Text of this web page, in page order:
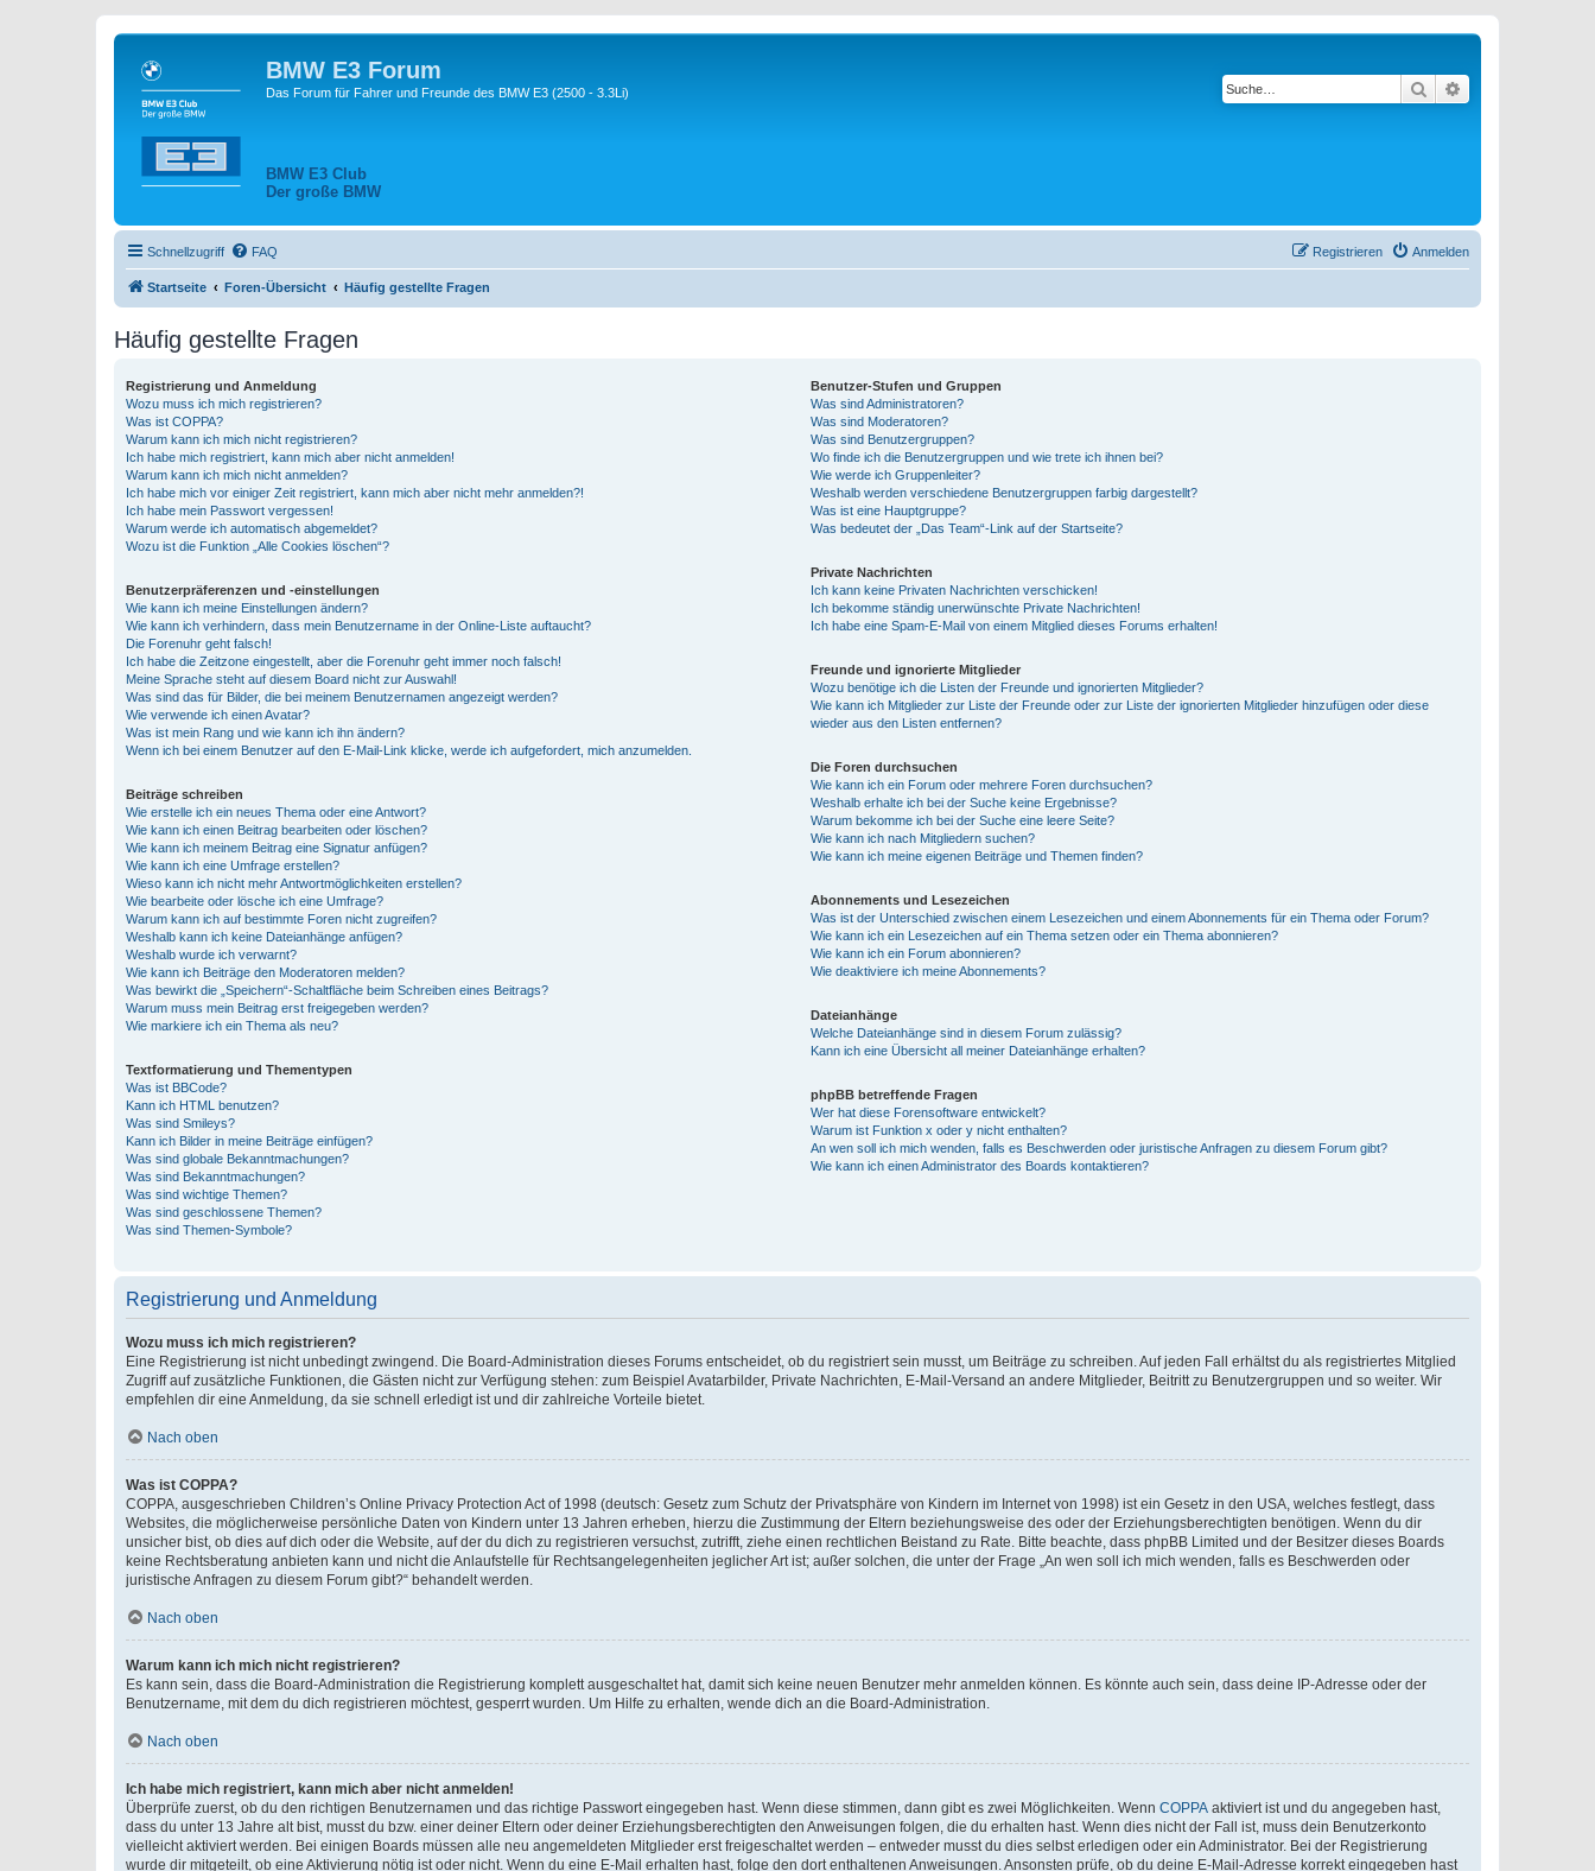
BMW E3 Forum
Das Forum für Fahrer und Freunde des BMW E3 (2500 - 3.3Li)
BMW E3 Club
Der große BMW
Suche
Schnellzugriff FAQ Anmelden
Registrieren
Startseite Foren-Übersicht Häufig gestellte Fragen
Häufig gestellte Fragen
Registrierung und Anmeldung
Wozu muss ich mich registrieren?
Was ist COPPA?
Warum kann ich mich nicht registrieren?
Ich habe mich registriert, kann mich aber nicht anmelden!
Warum kann ich mich nicht anmelden?
Ich habe mich vor einiger Zeit registriert, kann mich aber nicht mehr anmelden?!
Ich habe mein Passwort vergessen!
Warum werde ich automatisch abgemeldet?
Wozu ist die Funktion „Alle Cookies löschen“?
Benutzerpräferenzen und -einstellungen
Wie kann ich meine Einstellungen ändern?
Wie kann ich verhindern, dass mein Benutzername in der Online-Liste auftaucht?
Die Forenuhr geht falsch!
Ich habe die Zeitzone eingestellt, aber die Forenuhr geht immer noch falsch!
Meine Sprache steht auf diesem Board nicht zur Auswahl!
Was sind das für Bilder, die bei meinem Benutzernamen angezeigt werden?
Wie verwende ich einen Avatar?
Was ist mein Rang und wie kann ich ihn ändern?
Wenn ich bei einem Benutzer auf den E-Mail-Link klicke, werde ich aufgefordert, mich anzumelden.
Beiträge schreiben
Wie erstelle ich ein neues Thema oder eine Antwort?
Wie kann ich einen Beitrag bearbeiten oder löschen?
Wie kann ich meinem Beitrag eine Signatur anfügen?
Wie kann ich eine Umfrage erstellen?
Wieso kann ich nicht mehr Antwortmöglichkeiten erstellen?
Wie bearbeite oder lösche ich eine Umfrage?
Warum kann ich auf bestimmte Foren nicht zugreifen?
Weshalb kann ich keine Dateianhänge anfügen?
Weshalb wurde ich verwarnt?
Wie kann ich Beiträge den Moderatoren melden?
Was bewirkt die „Speichern“-Schaltfläche beim Schreiben eines Beitrags?
Warum muss mein Beitrag erst freigegeben werden?
Wie markiere ich ein Thema als neu?
Textformatierung und Thementypen
Was ist BBCode?
Kann ich HTML benutzen?
Was sind Smileys?
Kann ich Bilder in meine Beiträge einfügen?
Was sind globale Bekanntmachungen?
Was sind Bekanntmachungen?
Was sind wichtige Themen?
Was sind geschlossene Themen?
Was sind Themen-Symbole?
Benutzer-Stufen und Gruppen
Was sind Administratoren?
Was sind Moderatoren?
Was sind Benutzergruppen?
Wo finde ich die Benutzergruppen und wie trete ich ihnen bei?
Wie werde ich Gruppenleiter?
Weshalb werden verschiedene Benutzergruppen farbig dargestellt?
Was ist eine Hauptgruppe?
Was bedeutet der „Das Team“-Link auf der Startseite?
Private Nachrichten
Ich kann keine Privaten Nachrichten verschicken!
Ich bekomme ständig unerwünschte Private Nachrichten!
Ich habe eine Spam-E-Mail von einem Mitglied dieses Forums erhalten!
Freunde und ignorierte Mitglieder
Wozu benötige ich die Listen der Freunde und ignorierten Mitglieder?
Wie kann ich Mitglieder zur Liste der Freunde oder zur Liste der ignorierten Mitglieder hinzufügen oder diese
wieder aus den Listen entfernen?
Die Foren durchsuchen
Wie kann ich ein Forum oder mehrere Foren durchsuchen?
Weshalb erhalte ich bei der Suche keine Ergebnisse?
Warum bekomme ich bei der Suche eine leere Seite?
Wie kann ich nach Mitgliedern suchen?
Wie kann ich meine eigenen Beiträge und Themen finden?
Abonnements und Lesezeichen
Was ist der Unterschied zwischen einem Lesezeichen und einem Abonnements für ein Thema oder Forum?
Wie kann ich ein Lesezeichen auf ein Thema setzen oder ein Thema abonnieren?
Wie kann ich ein Forum abonnieren?
Wie deaktiviere ich meine Abonnements?
Dateianhänge
Welche Dateianhänge sind in diesem Forum zulässig?
Kann ich eine Übersicht all meiner Dateianhänge erhalten?
phpBB betreffende Fragen
Wer hat diese Forensoftware entwickelt?
Warum ist Funktion x oder y nicht enthalten?
An wen soll ich mich wenden, falls es Beschwerden oder juristische Anfragen zu diesem Forum gibt?
Wie kann ich einen Administrator des Boards kontaktieren?
Registrierung und Anmeldung
Wozu muss ich mich registrieren?
Eine Registrierung ist nicht unbedingt zwingend. Die Board-Administration dieses Forums entscheidet, ob du registriert sein musst, um Beiträge zu schreiben. Auf jeden Fall erhältst du als registriertes Mitglied
Zugriff auf zusätzliche Funktionen, die Gästen nicht zur Verfügung stehen: zum Beispiel Avatarbilder, Private Nachrichten, E-Mail-Versand an andere Mitglieder, Beitritt zu Benutzergruppen und so weiter. Wir
empfehlen dir eine Anmeldung, da sie schnell erledigt ist und dir zahlreiche Vorteile bietet.
Nach oben
Was ist COPPA?
COPPA, ausgeschrieben Children’s Online Privacy Protection Act of 1998 (deutsch: Gesetz zum Schutz der Privatsphäre von Kindern im Internet von 1998) ist ein Gesetz in den USA, welches festlegt, dass
Websites, die möglicherweise persönliche Daten von Kindern unter 13 Jahren erheben, hierzu die Zustimmung der Eltern beziehungsweise des oder der Erziehungsberechtigten benötigen. Wenn du dir
unsicher bist, ob dies auf dich oder die Website, auf der du dich zu registrieren versuchst, zutrifft, ziehe einen rechtlichen Beistand zu Rate. Bitte beachte, dass phpBB Limited und der Besitzer dieses Boards
keine Rechtsberatung anbieten kann und nicht die Anlaufstelle für Rechtsangelegenheiten jeglicher Art ist; außer solchen, die unter der Frage „An wen soll ich mich wenden, falls es Beschwerden oder
juristische Anfragen zu diesem Forum gibt?“ behandelt werden.
Nach oben
Warum kann ich mich nicht registrieren?
Es kann sein, dass die Board-Administration die Registrierung komplett ausgeschaltet hat, damit sich keine neuen Benutzer mehr anmelden können. Es könnte auch sein, dass deine IP-Adresse oder der
Benutzername, mit dem du dich registrieren möchtest, gesperrt wurden. Um Hilfe zu erhalten, wende dich an die Board-Administration.
Nach oben
Ich habe mich registriert, kann mich aber nicht anmelden!
Überprüfe zuerst, ob du den richtigen Benutzernamen und das richtige Passwort eingegeben hast. Wenn diese stimmen, dann gibt es zwei Möglichkeiten. Wenn COPPA aktiviert ist und du angegeben hast,
dass du unter 13 Jahre alt bist, musst du bzw. einer deiner Eltern oder deiner Erziehungsberechtigten den Anweisungen folgen, die du erhalten hast. Wenn dies nicht der Fall ist, muss dein Benutzerkonto
vielleicht aktiviert werden. Bei einigen Boards müssen alle neu angemeldeten Mitglieder erst freigeschaltet werden – entweder musst du dies selbst erledigen oder ein Administrator. Bei der Registrierung
wurde dir mitgeteilt, ob eine Aktivierung nötig ist oder nicht. Wenn du eine E-Mail erhalten hast, folge den dort enthaltenen Anweisungen. Ansonsten prüfe, ob du deine E-Mail-Adresse korrekt eingegeben hast